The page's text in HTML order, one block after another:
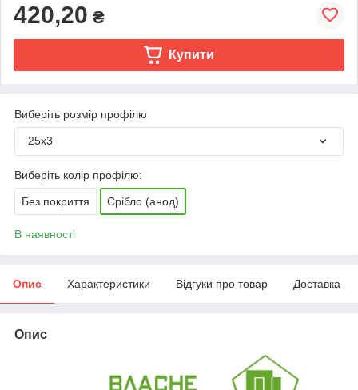
420,20 ₴
Купити
Виберіть розмір профілю
25х3
Виберіть колір профілю:
Без покриття Срібло (анод)
В наявності
Опис Характеристики Відгуки про товар Доставка
Опис